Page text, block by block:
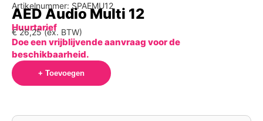
Artikelnummer: SPAEMU12
AED Audio Multi 12
Huurtarief
€26,25(ex. BTW)
Doe een vrijblijvende aanvraag voor de
beschikbaarheid.
+ Toevoegen